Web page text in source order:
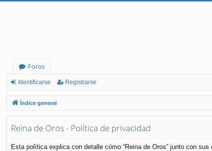
Foros
Identificarse Registrarse
Índice general
Reina de Oros - Política de privacidad
Esta política explica con detalle cómo “Reina de Oros” junto con sus